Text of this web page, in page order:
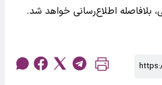
بلافاصله اطلاع‌رسانی خواهد شد.